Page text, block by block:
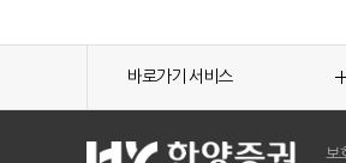
바로가기 서비스
보